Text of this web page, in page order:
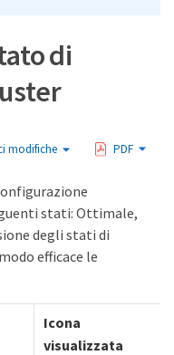
di
modifiche PDF
stati: Ottimale,
degli stati di
efficace le
Icona
visualizzata